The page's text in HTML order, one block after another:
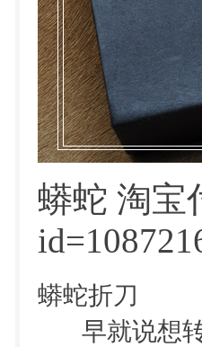
蟒蛇 淘宝
蟒蛇折刀
早就说想转